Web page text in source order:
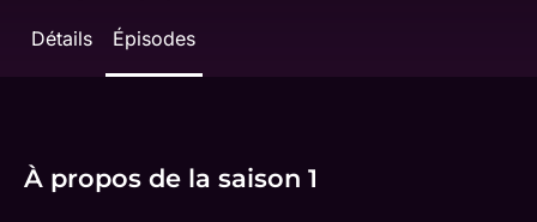
Détails Épisodes
À propos de la saison 1